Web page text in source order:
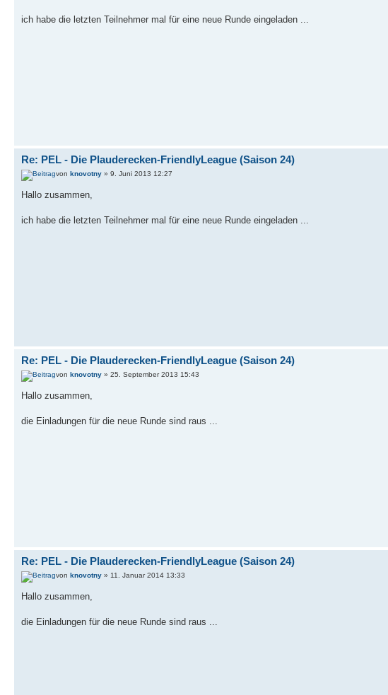
ich habe die letzten Teilnehmer mal für eine neue Runde eingeladen ...
Re: PEL - Die Plauderecken-FriendlyLeague (Saison 24)
von knovotny » 9. Juni 2013 12:27
Hallo zusammen,
ich habe die letzten Teilnehmer mal für eine neue Runde eingeladen ...
Re: PEL - Die Plauderecken-FriendlyLeague (Saison 24)
von knovotny » 25. September 2013 15:43
Hallo zusammen,
die Einladungen für die neue Runde sind raus ...
Re: PEL - Die Plauderecken-FriendlyLeague (Saison 24)
von knovotny » 11. Januar 2014 13:33
Hallo zusammen,
die Einladungen für die neue Runde sind raus ...